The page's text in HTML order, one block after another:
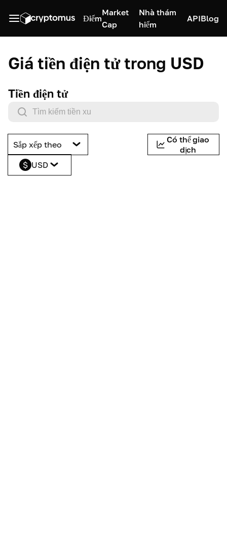
Điểm
Market
Cap
Nhà thám
hiểm
APIBlog
Giá tiền điện tử trong USD
Tiền điện tử
Sắp xếp theo
$ USD
Có thể giao
dịch